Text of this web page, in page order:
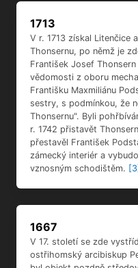
1713
V r. 1713 získal Litenčice
Thonsernu, po němž je
František Josef
vědomosti z oboru
Františku Maxmiliánu
sestry, s podmínkou, že
Thonsernu". Byli
r. 1742 přistavět
přestavěl František
zámecký interiér a
vznosným schodištěm.
1667
V 17. století se zde
ostřihomský arcibiskup